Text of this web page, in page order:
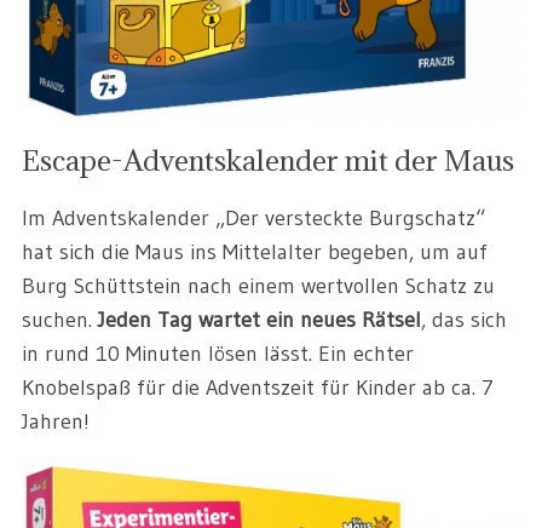
Escape-Adventskalender mit der Maus
Im Adventskalender „Der versteckte Burgschatz“
hat sich die Maus ins Mittelalter begeben, um auf
Burg Schüttstein nach einem wertvollen Schatz zu
suchen.Jeden Tag wartet ein neues Rätsel, das sich
in rund 10 Minuten lösen lässt. Ein echter
Knobelspaß für die Adventszeit für Kinder ab ca. 7
Jahren!